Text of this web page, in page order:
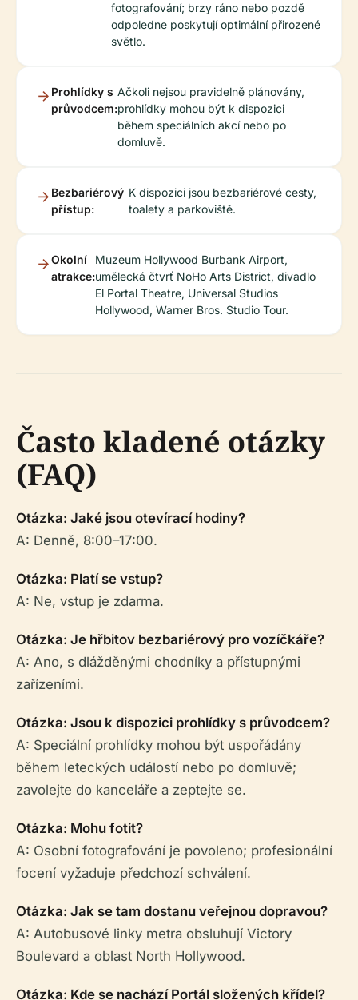
fotografování; brzy ráno nebo pozdě
odpoledne poskytují optimální přirozené
světlo.
Prohlídky s
průvodcem:
Ačkoli nejsou pravidelně plánovány,
prohlídky mohou být k dispozici
během speciálních akcí nebo po
domluvě.
Bezbariérový
přístup:
K dispozici jsou bezbariérové cesty,
toalety a parkoviště.
Okolní
atrakce:
Muzeum Hollywood Burbank Airport,
umělecká čtvrť NoHo Arts District, divadlo
El Portal Theatre, Universal Studios
Hollywood, Warner Bros. Studio Tour.
Často kladené otázky
(FAQ)
Otázka: Jaké jsou otevírací hodiny?
A: Denně, 8:00–17:00.
Otázka: Platí se vstup?
A: Ne, vstup je zdarma.
Otázka: Je hřbitov bezbariérový pro vozíčkáře?
A: Ano, s dlážděnými chodníky a přístupnými
zařízeními.
Otázka: Jsou k dispozici prohlídky s průvodcem?
A: Speciální prohlídky mohou být uspořádány
během leteckých událostí nebo po domluvě;
zavolejte do kanceláře a zeptejte se.
Otázka: Mohu fotit?
A: Osobní fotografování je povoleno; profesionální
focení vyžaduje předchozí schválení.
Otázka: Jak se tam dostanu veřejnou dopravou?
A: Autobusové linky metra obsluhují Victory
Boulevard a oblast North Hollywood.
Otázka: Kde se nachází Portál složených křídel?